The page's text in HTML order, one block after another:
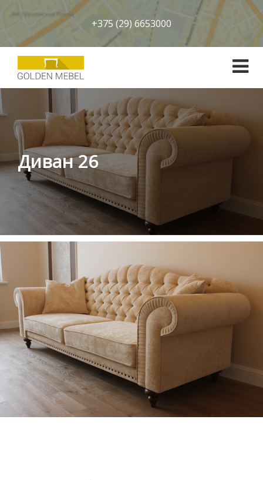
+375 (29) 6653000
Диван 26